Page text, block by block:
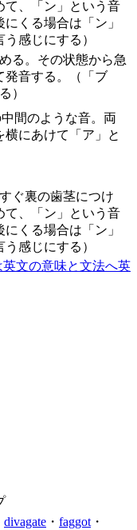
て、「ン」という音
くる場合は「ン」
感じにする）
る。その状態から急
発音する。（「ブ
）
間のような音。両
にあけて「ア」と
ぐ裏の歯茎につけ
て、「ン」という音
くる場合は「ン」
感じにする）
文の意味と文法へ英
divagate ・ faggot ・